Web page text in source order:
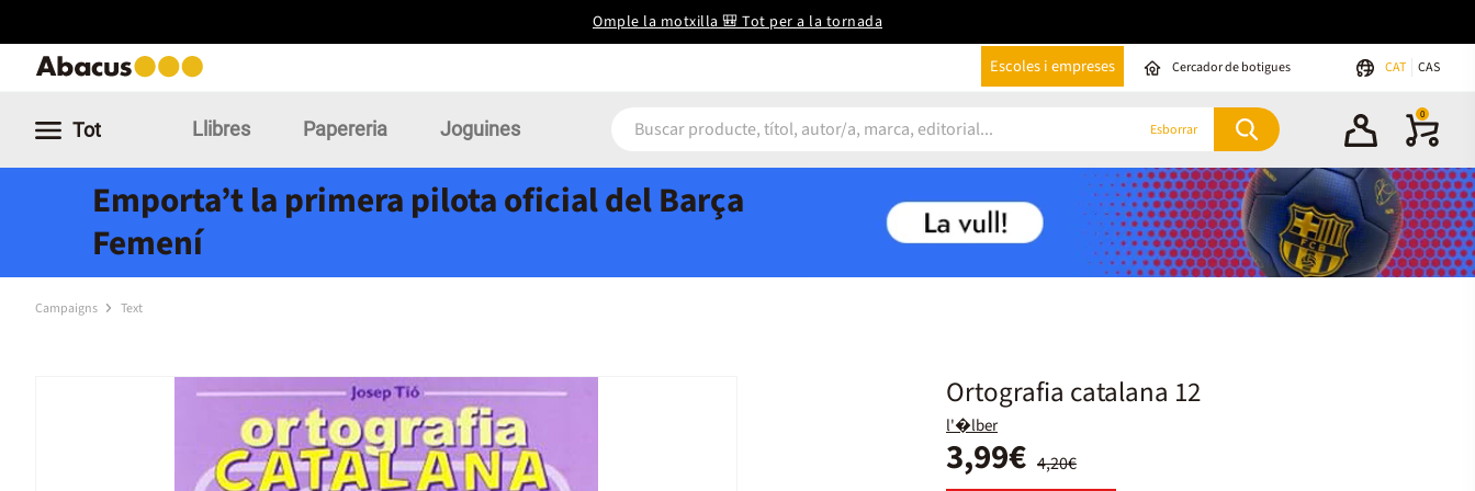
Omple la motxilla 🎒 Tot per a la tornada
Escoles i empreses Cercador de botigues CAT CAS
Tot Llibres Papereria Joguines Esborrar
0
Emporta’t la primera pilota oficial del Barça
Femení
Campaigns Text
Ortografia catalana 12
l'�lber
4,20€
3,99€